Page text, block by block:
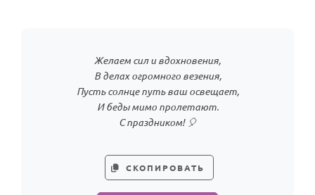
Желаем сил и вдохновения,
В делах огромного везения,
Пусть солнце путь ваш освещает,
И беды мимо пролетают.
С праздником! 🎈
СКОПИРОВАТЬ